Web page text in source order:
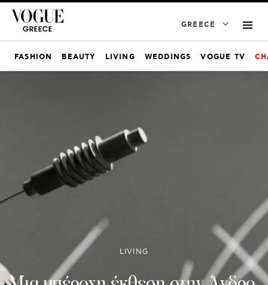
GREECE
FASHION BEAUTY LIVING WEDDINGS VOGUE TV
LIVING